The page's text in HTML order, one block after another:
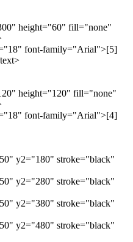
height="60" fill="none"
font-family="Arial">[5]
height="120" fill="none"
font-family="Arial">[4]
y2="180" stroke="black"
y2="280" stroke="black"
y2="380" stroke="black"
y2="480" stroke="black"